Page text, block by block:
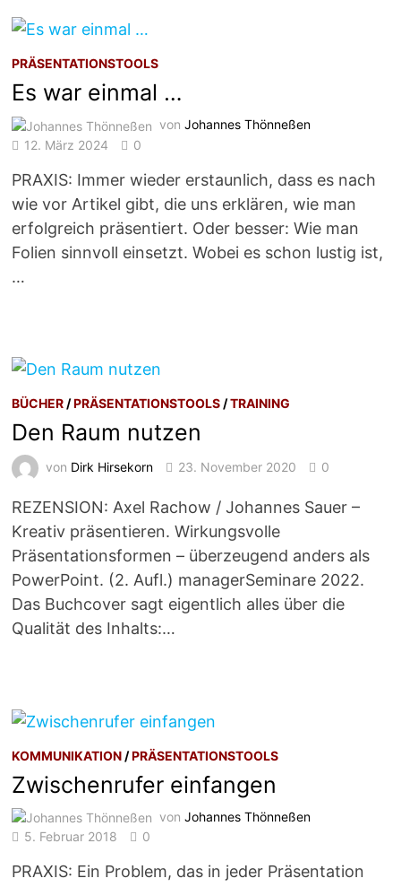
PRÄSENTATIONSTOOLS
Es war einmal …
vonJohannes Thönneßen
12. März 2024
0
PRAXIS: Immer wieder erstaunlich, dass es nach
wie vor Artikel gibt, die uns erklären, wie man
erfolgreich präsentiert. Oder besser: Wie man
Folien sinnvoll einsetzt. Wobei es schon lustig ist,
…
BÜCHER /PRÄSENTATIONSTOOLS /TRAINING
Den Raum nutzen
von Dirk Hirsekorn 23. November 2020 0
REZENSION: Axel Rachow / Johannes Sauer –
Kreativ präsentieren. Wirkungsvolle
Präsentationsformen – überzeugend anders als
PowerPoint. (2. Aufl.) managerSeminare 2022.
Das Buchcover sagt eigentlich alles über die
Qualität des Inhalts:…
KOMMUNIKATION /PRÄSENTATIONSTOOLS
Zwischenrufer einfangen
vonJohannes Thönneßen
5. Februar 2018
0
PRAXIS: Ein Problem, das in jeder Präsentation